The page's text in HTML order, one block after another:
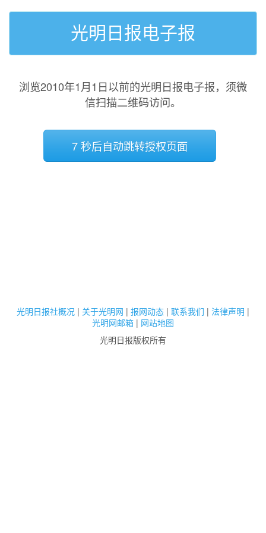
光明日报电子报
浏览2010年1月1日以前的光明日报电子报，须微
信扫描二维码访问。
7 秒后自动跳转授权页面
光明日报社概况 | 关于光明网 | 报网动态 | 联系我们 | 法律声明 |
光明网邮箱 | 网站地图
光明日报版权所有